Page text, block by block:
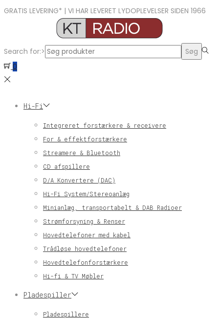
GRATIS LEVERING* | VI HAR LEVERET LYDOPLEVELSER SIDEN 1966
Search for:>
Søg
0
Hi-Fi
Integreret forstærkere & receivere
For & effektforstærkere
Streamere & Bluetooth
CD afspillere
D/A Konvertere (DAC)
Hi-Fi System/Stereoanlæg
Minianlæg, transportabelt & DAB Radioer
Strømforsyning & Renser
Hovedtelefoner med kabel
Trådløse hovedtelefoner
Hovedtelefonforstærkere
Hi-fi & TV Møbler
Pladespiller
Pladespillere